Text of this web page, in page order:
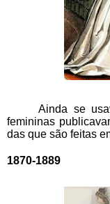
femininas
das que são feitas
1870-1889